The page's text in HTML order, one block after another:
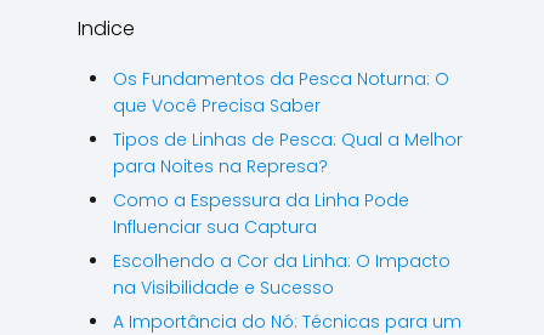
Indice
Os Fundamentos da Pesca Noturna: O
que Você Precisa Saber
Tipos de Linhas de Pesca: Qual a Melhor
para Noites na Represa?
Como a Espessura da Linha Pode
Influenciar sua Captura
Escolhendo a Cor da Linha: O Impacto
na Visibilidade e Sucesso
A Importância do Nó: Técnicas para um